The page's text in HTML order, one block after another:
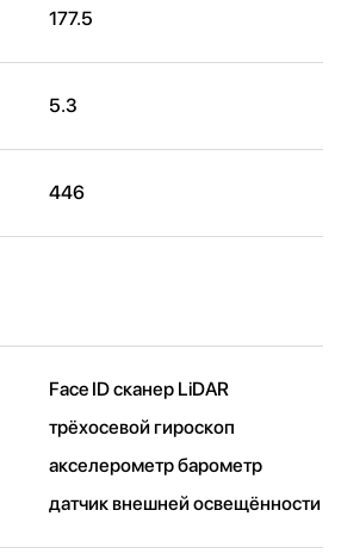
177.5
5.3
446
Face ID сканер LiDAR
трёхосевой гироскоп
акселерометр барометр
датчик внешней освещённости